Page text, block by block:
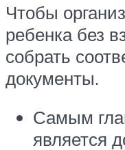
Чтобы
ребенка без
собрать
документы.
Самым
является